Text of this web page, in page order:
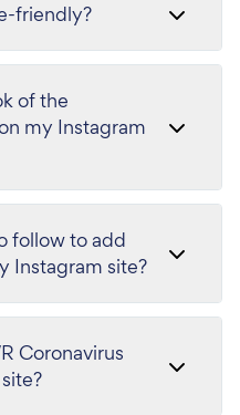
friendly?
of the
my Instagram
follow to add
Instagram site?
Coronavirus